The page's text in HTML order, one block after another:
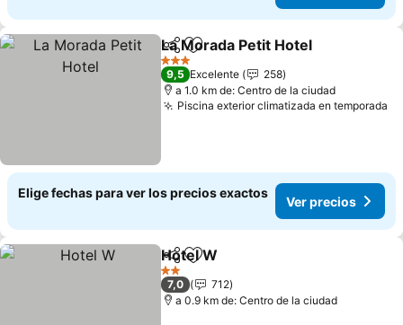
CompartirAgregar a favoritos
La Morada Petit Hotel
3 Estrellas
9,5 Excelente
258
a 1.0 km de: Centro de la ciudad
Piscina exterior climatizada en temporada
Elige fechas para ver los precios exactos
Ver precios
CompartirAgregar a favoritos
Hotel W
2 Estrellas
7,0
712
a 0.9 km de: Centro de la ciudad